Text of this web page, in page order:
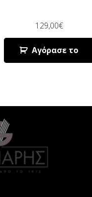
129,00€
Αγόρασε το